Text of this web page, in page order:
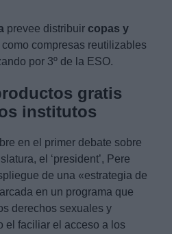
prevee distribuir copas y
como compresas reutilizables
por 3º de la ESO.
gratis
institutos
en el primer debate sobre
el ‘president’, Pere
de una «estrategia de
en un programa que
derechos sexuales y
el faciliar el acceso a los